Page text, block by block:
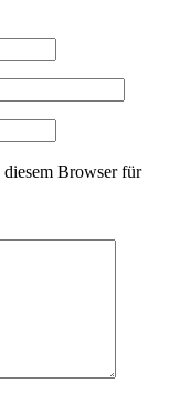
Browser für